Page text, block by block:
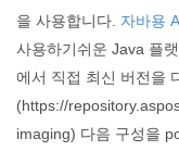
을 사용합니다. 자바용
사용하기쉬운 Java 플
에서 직접 최신 버전을
(https://
imaging) 다음 구성을